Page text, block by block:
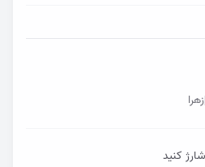
زهرا